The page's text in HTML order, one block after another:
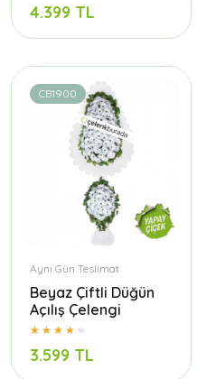
4.399 TL
CB1900
Aynı Gün Teslimat
Beyaz Çiftli Düğün
Açılış Çelengi
3.599 TL